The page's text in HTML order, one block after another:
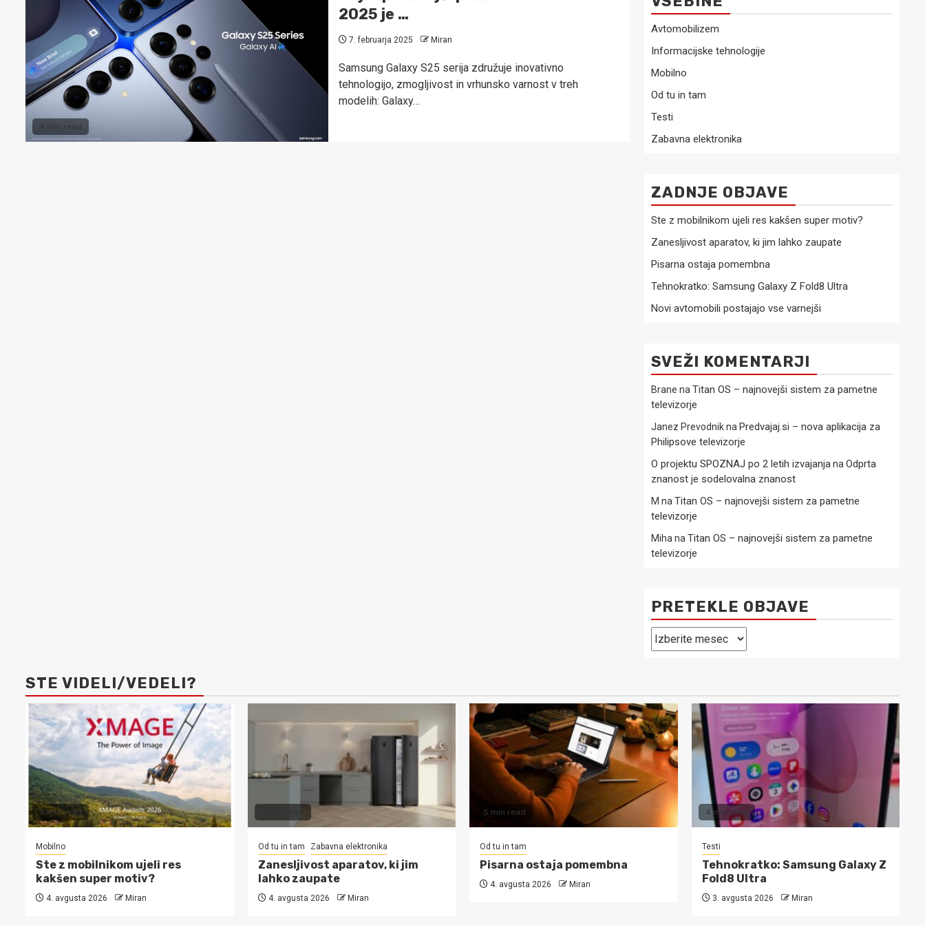
4 min read
2025 je …
7. februarja 2025 Miran
Samsung Galaxy S25 serija združuje inovativno
tehnologijo, zmogljivost in vrhunsko varnost v treh
modelih: Galaxy…
Avtomobilizem
Informacijske tehnologije
Mobilno
Od tu in tam
Testi
Zabavna elektronika
ZADNJE OBJAVE
Ste z mobilnikom ujeli res kakšen super motiv?
Zanesljivost aparatov, ki jim lahko zaupate
Pisarna ostaja pomembna
Tehnokratko: Samsung Galaxy Z Fold8 Ultra
Novi avtomobili postajajo vse varnejši
SVEŽI KOMENTARJI
Brane naTitan OS – najnovejši sistem za pametne
televizorje
Janez Prevodnikna Predvajaj.si – nova aplikacija za
Philipsove televizorje
O projektu SPOZNAJ po 2 letih izvajanjanaOdprta
znanost je sodelovalna znanost
M naTitan OS – najnovejši sistem za pametne
televizorje
MihanaTitan OS – najnovejši sistem za pametne
televizorje
PRETEKLE OBJAVE
Pretekle
objave
STE VIDELI/VEDELI?
3 min read
Mobilno
Ste z mobilnikom ujeli res
kakšen super motiv?
4. avgusta 2026 Miran
Od tu in tam Zabavna elektronika
Zanesljivost aparatov, ki jim
lahko zaupate
4. avgusta 2026 Miran
5 min read
Od tu in tam
Pisarna ostaja pomembna
4. avgusta 2026 Miran
4 min read
Testi
Tehnokratko: Samsung Galaxy Z
Fold8 Ultra
3. avgusta 2026 Miran